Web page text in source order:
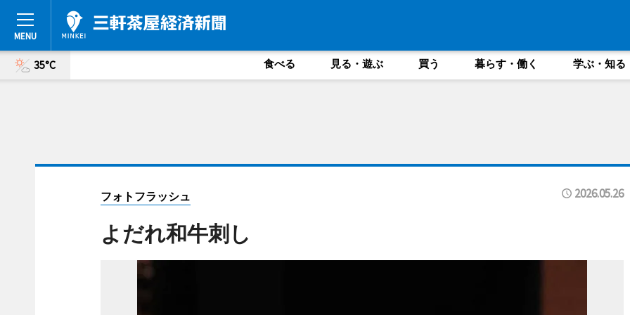
35°C 食べる 見る・遊ぶ 買う 暮らす・働く 学ぶ・知る
フォトフラッシュ 2026.05.26
よだれ和牛刺し